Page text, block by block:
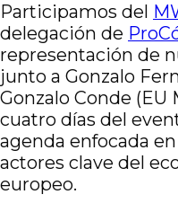
Participamos del
delegación de
representación de
junto a Gonzalo
Gonzalo Conde (EU
cuatro días del
agenda enfocada
actores clave del
europeo.